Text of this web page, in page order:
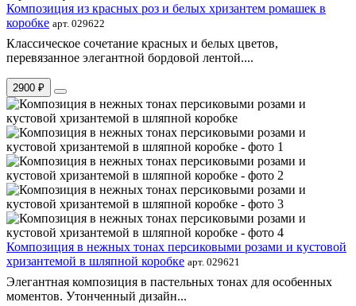
Композиция из красных роз и белых хризантем ромашек в
коробке арт. 029622
Классическое сочетание красных и белых цветов,
перевязанное элегантной бордовой лентой....
2900 ₽
Композиция в нежных тонах персиковыми розами и кустовой
хризантемой в шляпной коробке арт. 029621
Элегантная композиция в пастельных тонах для особенных
моментов. Утонченный дизайн...